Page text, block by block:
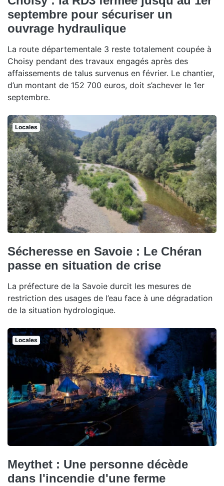
septembre pour sécuriser un
ouvrage hydraulique
La route départementale 3 reste totalement coupée à
Choisy pendant des travaux engagés après des
affaissements de talus survenus en février. Le chantier,
d’un montant de 152 700 euros, doit s’achever le 1er
septembre.
Locales
Sécheresse en Savoie : Le Chéran
passe en situation de crise
La préfecture de la Savoie durcit les mesures de
restriction des usages de l’eau face à une dégradation
de la situation hydrologique.
Locales
Meythet : Une personne décède
dans l'incendie d'une ferme